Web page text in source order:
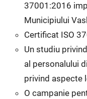
37001:2016
Municipiului
Certificat ISO
Un studiu
al personalului
privind aspecte
O campanie